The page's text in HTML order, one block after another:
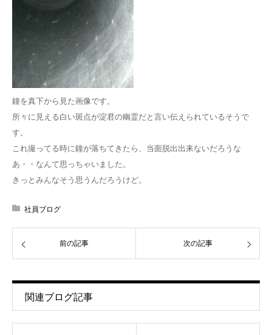
鐘を真下から見た画像です。
所々に見える白い斑点が淀君の幽霊だと言い伝えられているそうで
す。
これ撮ってる時に鐘が落ちてきたら、当面脱出出来ないだろうな
あ・・なんて思っちゃいました。
きっとみんなそう思うんだろうけど。
社員ブログ
前の記事 次の記事
関連ブログ記事